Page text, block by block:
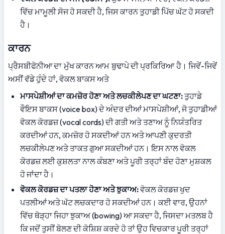
ਵਿੱਚ ਮਾਮੂਲੀ ਸੋਜ ਹੋ ਸਕਦੀ ਹੈ, ਜਿਸ ਕਾਰਨ ਤੁਹਾਡੀ ਪਿੱਚ ਘੱਟ ਹੋ ਸਕਦੀ
ਹੈ।
ਕਾਰਨ
ਪ੍ਰੈਸਬੀਫੋਨੀਆ ਦਾ ਮੁੱਖ ਕਾਰਨ ਆਮ ਬੁਢਾਪੇ ਦੀ ਪ੍ਰਕਿਰਿਆ ਹੈ। ਜਿਵੇਂ-ਜਿਵੇਂ
ਅਸੀਂ ਵੱਡੇ ਹੁੰਦੇ ਹਾਂ, ਵੋਕਲ ਬਾਕਸ ਅਤੇ
ਮਾਸਪੇਸ਼ੀਆਂ ਦਾ ਕਮਜ਼ੋਰ ਹੋਣਾ ਅਤੇ ਲਚਕੀਲੇਪਣ ਦਾ ਘਟਣਾ: ਤੁਹਾਡੇ
ਵੌਇਸ ਬਾਕਸ (voice box) ਦੇ ਅੰਦਰ ਦੀਆਂ ਮਾਸਪੇਸ਼ੀਆਂ, ਜੋ ਤੁਹਾਡੀਆਂ
ਵੋਕਲ ਕੋਰਡਜ਼ (vocal cords) ਦੀ ਗਤੀ ਅਤੇ ਤਣਾਅ ਨੂੰ ਨਿਯੰਤਰਿਤ
ਕਰਦੀਆਂ ਹਨ, ਕਮਜ਼ੋਰ ਹੋ ਸਕਦੀਆਂ ਹਨ ਅਤੇ ਆਪਣੀ ਕੁਦਰਤੀ
ਲਚਕੀਲੇਪਣ ਅਤੇ ਤਾਕਤ ਗੁਆ ਸਕਦੀਆਂ ਹਨ। ਇਸ ਨਾਲ ਵੋਕਲ
ਕੋਰਡਜ਼ ਲਈ ਕੁਸ਼ਲਤਾ ਨਾਲ ਕੰਬਣਾ ਅਤੇ ਪੂਰੀ ਤਰ੍ਹਾਂ ਬੰਦ ਹੋਣਾ ਮੁਸ਼ਕਲ
ਹੋ ਜਾਂਦਾ ਹੈ।
ਵੋਕਲ ਕੋਰਡਜ਼ ਦਾ ਪਤਲਾ ਹੋਣਾ ਅਤੇ ਝੁਕਾਅ: ਵੋਕਲ ਕੋਰਡਜ਼ ਖੁਦ
ਪਤਲੀਆਂ ਅਤੇ ਘੱਟ ਲਚਕਦਾਰ ਹੋ ਸਕਦੀਆਂ ਹਨ। ਕਈ ਵਾਰ, ਉਹਨਾਂ
ਵਿੱਚ ਥੋੜ੍ਹਾ ਜਿਹਾ ਝੁਕਾਅ (bowing) ਆ ਸਕਦਾ ਹੈ, ਜਿਸਦਾ ਮਤਲਬ ਹੈ
ਕਿ ਜਦੋਂ ਤੁਸੀਂ ਬੋਲਣ ਦੀ ਕੋਸ਼ਿਸ਼ ਕਰਦੇ ਹੋ ਤਾਂ ਉਹ ਵਿਚਕਾਰ ਪੂਰੀ ਤਰ੍ਹਾਂ